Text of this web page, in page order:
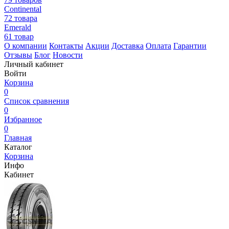
Continental
72 товара
Emerald
61 товар
О компании Контакты Акции Доставка Оплата Гарантии
Отзывы Блог Новости
Личный кабинет
Войти
Корзина
0
Список сравнения
0
Избранное
0
Главная
Каталог
Корзина
Инфо
Кабинет